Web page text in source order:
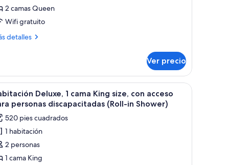
2 camas Queen
Wifi gratuito
detalles
Ver precio
noche con lámpara, cama y vistas al exterior.Habitación de hotel con sofá, mesita de
6
Deluxe, 1 cama King size, con acceso
personas discapacitadas (Roll-in Shower)
520 pies cuadrados
1 habitación
2 personas
1 cama King